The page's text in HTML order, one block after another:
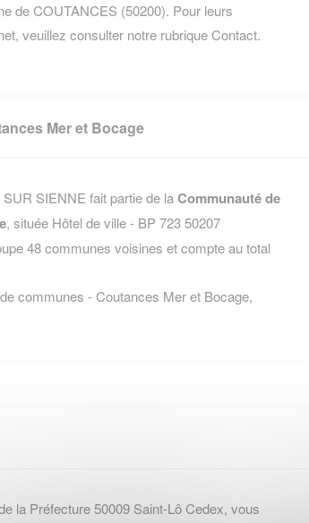
de COUTANCES (50200). Pour leurs
veuillez consulter notre rubrique Contact.
Mer et Bocage
SIENNE fait partie de laCommunauté de
, située Hôtel de ville - BP 723 50207
48 communes voisines et compte au total
communes - Coutances Mer et Bocage,
la Préfecture 50009 Saint-Lô Cedex, vous